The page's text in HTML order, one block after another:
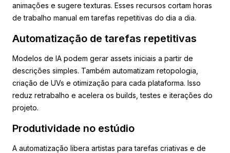
animações e sugere texturas. Esses recursos cortam horas
de trabalho manual em tarefas repetitivas do dia a dia.
Automatização de tarefas repetitivas
Modelos de IA podem gerar assets iniciais a partir de
descrições simples. Também automatizam retopologia,
criação de UVs e otimização para cada plataforma. Isso
reduz retrabalho e acelera os builds, testes e iterações do
projeto.
Produtividade no estúdio
A automatização libera artistas para tarefas criativas e de